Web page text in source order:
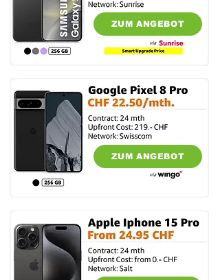
ZUM ANGEBOT
ZUM ANGEBOT